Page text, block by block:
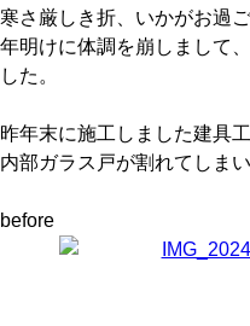
寒さ厳しき折、いかがお過
年明けに体調を崩しまして
した。
昨年末に施工しました建具
内部ガラス戸が割れてしま
before